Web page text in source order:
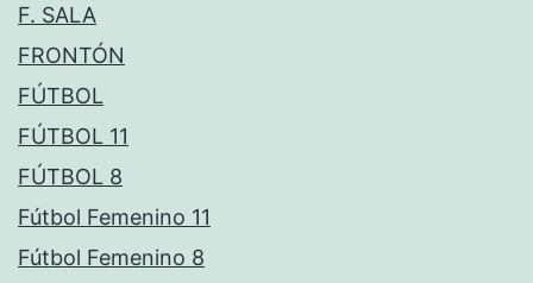
F. SALA
FRONTÓN
FÚTBOL
FÚTBOL 11
FÚTBOL 8
Fútbol Femenino 11
Fútbol Femenino 8